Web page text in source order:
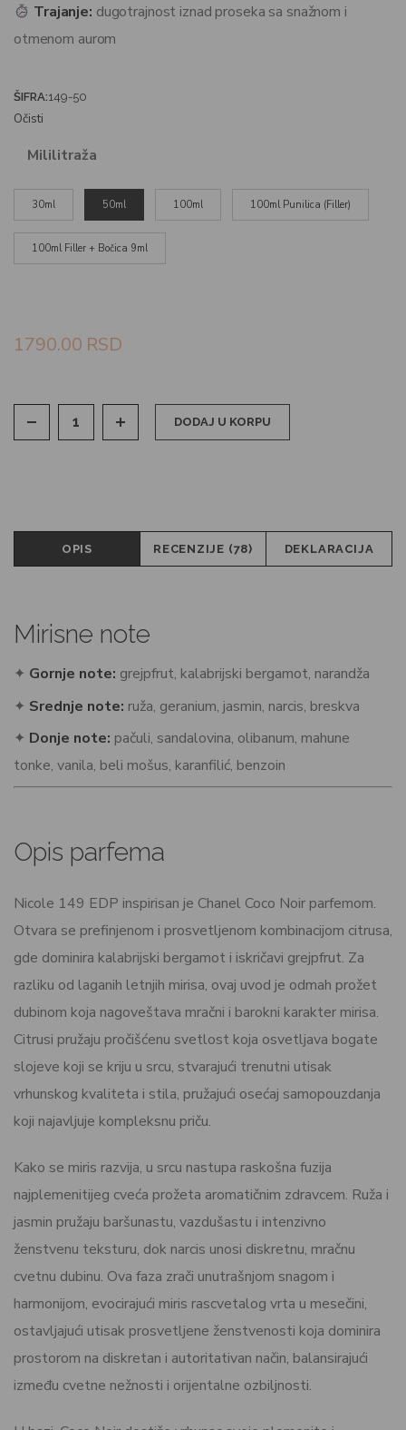
Trajanje: dugotrajnost iznad proseka sa snažnom i
otmenom aurom
ŠIFRA:149-50
Mililitraža
30ml 50ml 100ml 100ml Punilica (Filler)
100ml Filler + Bočica 9ml
Očisti
1790.00 RSD
DODAJ U KORPU
OPIS RECENZIJE (78) DEKLARACIJA
Mirisne note
✦ Gornje note: grejpfrut, kalabrijski bergamot, narandža
✦ Srednje note: ruža, geranium, jasmin, narcis, breskva
✦ Donje note: pačuli, sandalovina, olibanum, mahune
tonke, vanila, beli mošus, karanfilić, benzoin
Opis parfema
Nicole 149 EDP inspirisan je Chanel Coco Noir parfemom.
Otvara se prefinjenom i prosvetljenom kombinacijom citrusa,
gde dominira kalabrijski bergamot i iskričavi grejpfrut. Za
razliku od laganih letnjih mirisa, ovaj uvod je odmah prožet
dubinom koja nagoveštava mračni i barokni karakter mirisa.
Citrusi pružaju pročišćenu svetlost koja osvetljava bogate
slojeve koji se kriju u srcu, stvarajući trenutni utisak
vrhunskog kvaliteta i stila, pružajući osećaj samopouzdanja
koji najavljuje kompleksnu priču.
Kako se miris razvija, u srcu nastupa raskošna fuzija
najplemenitijeg cveća prožeta aromatičnim zdravcem. Ruža i
jasmin pružaju baršunastu, vazdušastu i intenzivno
ženstvenu teksturu, dok narcis unosi diskretnu, mračnu
cvetnu dubinu. Ova faza zrači unutrašnjom snagom i
harmonijom, evocirajući miris rascvetalog vrta u mesečini,
ostavljajući utisak prosvetljene ženstvenosti koja dominira
prostorom na diskretan i autoritativan način, balansirajući
između cvetne nežnosti i orijentalne ozbiljnosti.